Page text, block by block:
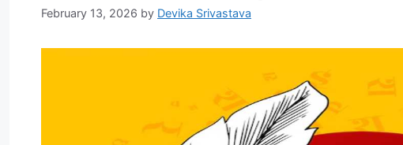
February 13, 2026 by Devika Srivastava